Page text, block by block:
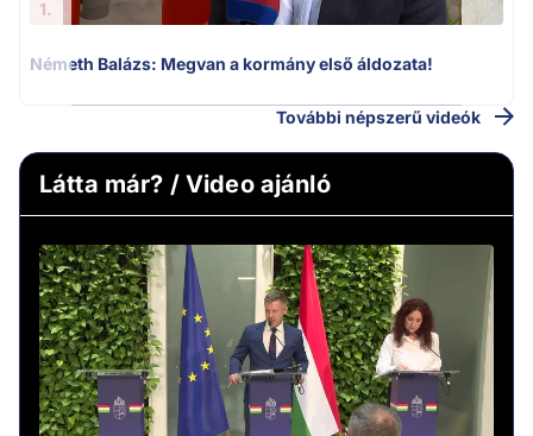
1.
Németh Balázs: Megvan a kormány első áldozata!
További népszerű videók
Látta már? / Video ajánló